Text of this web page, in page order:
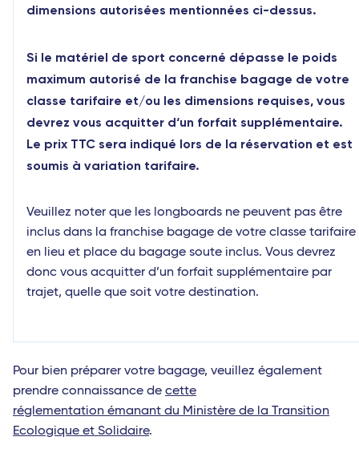
dimensions autorisées mentionnées ci-dessus.
Si le matériel de sport concerné dépasse le poids
maximum autorisé de la franchise bagage de votre
classe tarifaire et/ou les dimensions requises, vous
devrez vous acquitter d‘un forfait supplémentaire.
Le prix TTC sera indiqué lors de la réservation et est
soumis à variation tarifaire.
Veuillez noter que les longboards ne peuvent pas être
inclus dans la franchise bagage de votre classe tarifaire
en lieu et place du bagage soute inclus. Vous devrez
donc vous acquitter d’un forfait supplémentaire par
trajet, quelle que soit votre destination.
Pour bien préparer votre bagage, veuillez également
prendre connaissance de cette
réglementation émanant du Ministère de la Transition
Ecologique et Solidaire.